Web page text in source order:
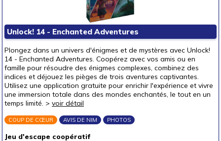
autour de 40 €
autour de 50 €
50 € et au-delà
Unlock! 14 - Enchanted Adventures
Plongez dans un univers d'énigmes et de mystères avec Unlock!
14 - Enchanted Adventures. Coopérez avec vos amis ou en
famille pour résoudre des énigmes complexes, combinez des
indices et déjouez les pièges de trois aventures captivantes.
Utilisez une application gratuite pour enrichir l'expérience et vivre
une immersion totale dans des mondes enchantés, le tout en un
temps limité. > voir détail
COUP DE CŒUR AVIS DE NIM PHOTOS
Jeu d'escape coopératif